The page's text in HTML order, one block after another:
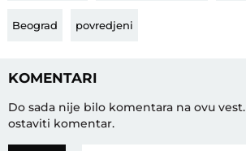
Beograd povredjeni
KOMENTARI
Do sada nije bilo komentara na ovu vest.
ostaviti komentar.